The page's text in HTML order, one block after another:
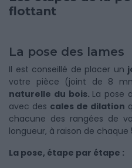
flottant
La pose des lames
Il est conseillé de placer un
votre pièce (joint de 8
naturelle du bois. La pose
avec des cales de dilation
chacune des rangées de
longueur, à raison de
La pose, étape par étape :